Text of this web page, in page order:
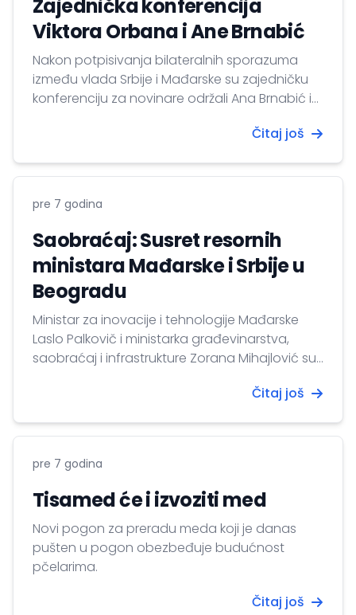
Zajednička konferencija
Viktora Orbana i Ane Brnabić
Nakon potpisivanja bilateralnih sporazuma
između vlada Srbije i Mađarske su zajedničku
konferenciju za novinare održali Ana Brnabić i
konkretne rezultate od poslednje zajedničke
Stanišić-Bačsentđerđ u aprilu prošle godine,
Kubekhaza a 2020. će se proširiti granični
prelaz...
Čitaj još
pre 7 godina
Saobraćaj: Susret resornih
ministara Mađarske i Srbije u
Beogradu
Ministar za inovacije i tehnologije Mađarske
Laslo Palkovič i ministarka građevinarstva,
saobraćaj i infrastrukture Zorana Mihajlović su
saobraćaja na graničnim prelazima, razvoju
Mađarske i Srbije. Palkovič je na pres
svega razgovarali o izgradnji pruge
Budimpešta-Beograd, što je...
Čitaj još
pre 7 godina
Tisamed će i izvoziti med
Novi pogon za preradu meda koji je danas
pušten u pogon obezbeđuje budućnost
pčelarima.
Čitaj još